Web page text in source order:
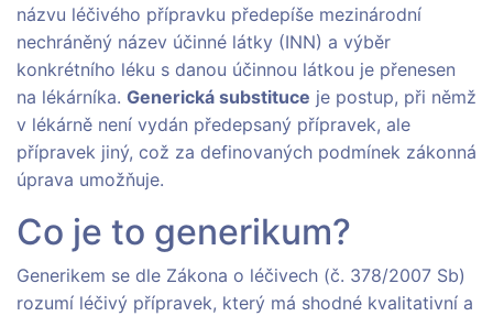
názvu léčivého přípravku předepíše mezinárodní
nechráněný název účinné látky (INN) a výběr
konkrétního léku s danou účinnou látkou je přenesen
na lékárníka. Generická substituce je postup, při němž
v lékárně není vydán předepsaný přípravek, ale
přípravek jiný, což za definovaných podmínek zákonná
úprava umožňuje.
Co je to generikum?
Generikem se dle Zákona o léčivech (č. 378/2007 Sb)
rozumí léčivý přípravek, který má shodné kvalitativní a